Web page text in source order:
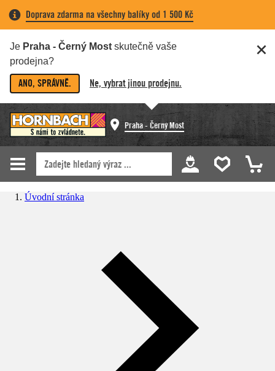
Doprava zdarma na všechny balíky od 1 500 Kč
Je Praha - Černý Most skutečně vaše
prodejna?
ANO, SPRÁVNĚ. Ne, vybrat jinou prodejnu.
Praha - Černý Most
Úvodní stránka